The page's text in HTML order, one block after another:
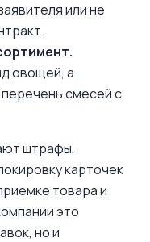
или не
овощей, а
смесей с
штрафы,
карточек
товара и
это
но и